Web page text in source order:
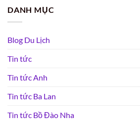
DANH MỤC
Blog Du Lịch
Tin tức
Tin tức Anh
Tin tức Ba Lan
Tin tức Bồ Đào Nha